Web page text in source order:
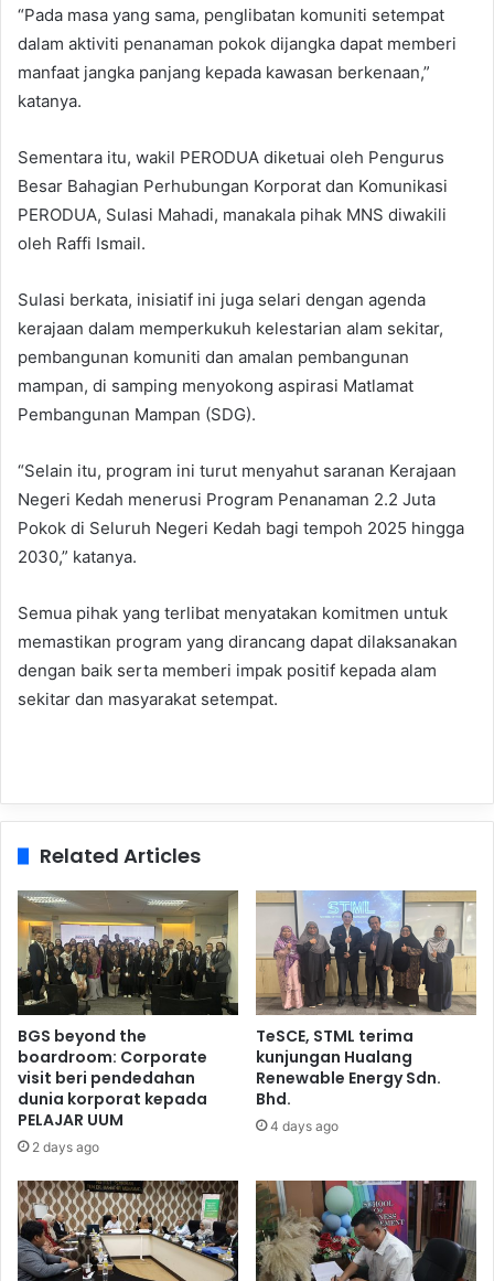
“Pada masa yang sama, penglibatan komuniti setempat
dalam aktiviti penanaman pokok dijangka dapat memberi
manfaat jangka panjang kepada kawasan berkenaan,”
katanya.
Sementara itu, wakil PERODUA diketuai oleh Pengurus
Besar Bahagian Perhubungan Korporat dan Komunikasi
PERODUA, Sulasi Mahadi, manakala pihak MNS diwakili
oleh Raffi Ismail.
Sulasi berkata, inisiatif ini juga selari dengan agenda
kerajaan dalam memperkukuh kelestarian alam sekitar,
pembangunan komuniti dan amalan pembangunan
mampan, di samping menyokong aspirasi Matlamat
Pembangunan Mampan (SDG).
“Selain itu, program ini turut menyahut saranan Kerajaan
Negeri Kedah menerusi Program Penanaman 2.2 Juta
Pokok di Seluruh Negeri Kedah bagi tempoh 2025 hingga
2030,” katanya.
Semua pihak yang terlibat menyatakan komitmen untuk
memastikan program yang dirancang dapat dilaksanakan
dengan baik serta memberi impak positif kepada alam
sekitar dan masyarakat setempat.
Related Articles
BGS beyond the
boardroom: Corporate
visit beri pendedahan
dunia korporat kepada
PELAJAR UUM
2 days ago
TeSCE, STML terima
kunjungan Hualang
Renewable Energy Sdn.
Bhd.
4 days ago